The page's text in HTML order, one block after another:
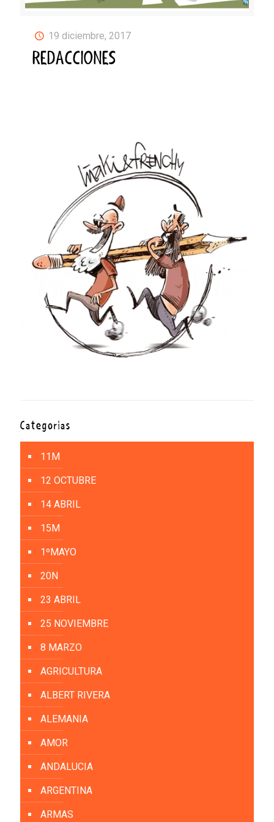
19 diciembre, 2017
REDACCIONES
Categorías
11M
12 OCTUBRE
14 ABRIL
15M
1ºMAYO
20N
23 ABRIL
25 NOVIEMBRE
8 MARZO
AGRICULTURA
ALBERT RIVERA
ALEMANIA
AMOR
ANDALUCIA
ARGENTINA
ARMAS